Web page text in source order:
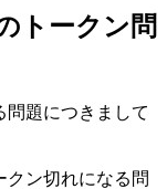
トークン問
問題につきまして
クン切れになる問